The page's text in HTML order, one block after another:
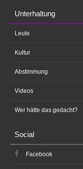
Unterhaltung
Leute
Kultur
Abstimmung
Videos
Wer hätte das gedacht?
Social
Facebook